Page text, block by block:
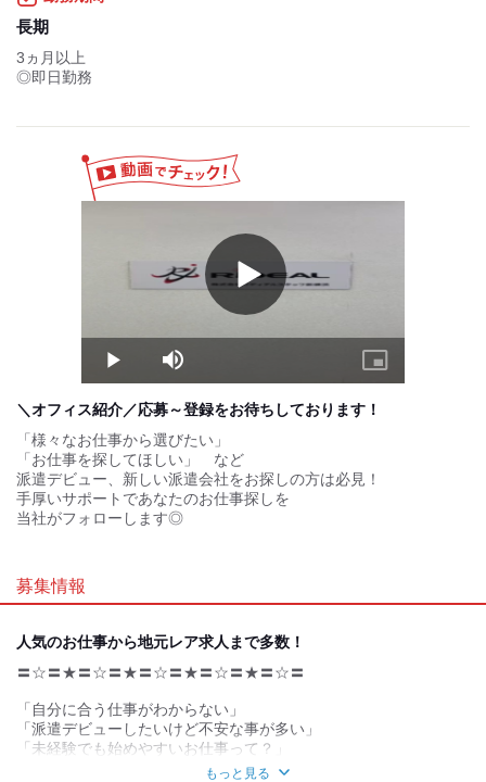
長期
3ヵ月以上
◎即日勤務
Play
Play Mute
Picture-
in-
＼オフィス紹介／応募～登録をお待ちしております！
「様々なお仕事から選びたい」
「お仕事を探してほしい」 など
派遣デビュー、新しい派遣会社をお探しの方は必見！
手厚いサポートであなたのお仕事探しを
当社がフォローします◎
募集情報
人気のお仕事から地元レア求人まで多数！
〓☆〓★〓☆〓★〓☆〓★〓☆〓★〓☆〓
「自分に合う仕事がわからない」
「派遣デビューしたいけど不安な事が多い」
「未経験でも始めやすいお仕事って？」
「自分の自宅から近い会社で勤務したい」
もっと見る